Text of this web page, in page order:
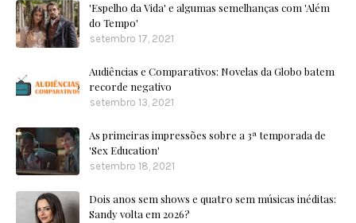
'Espelho da Vida' e algumas semelhanças com 'Além
do Tempo'
setembro 17, 2021
Audiências e Comparativos: Novelas da Globo batem
recorde negativo
setembro 13, 2021
As primeiras impressões sobre a 3ª temporada de
'Sex Education'
setembro 18, 2021
Dois anos sem shows e quatro sem músicas inéditas:
Sandy volta em 2026?